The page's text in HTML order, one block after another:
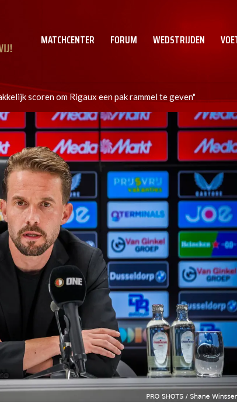
MATCHCENTER FORUM WEDSTRIJDEN
scoren om Rigaux een pak rammel te geven"